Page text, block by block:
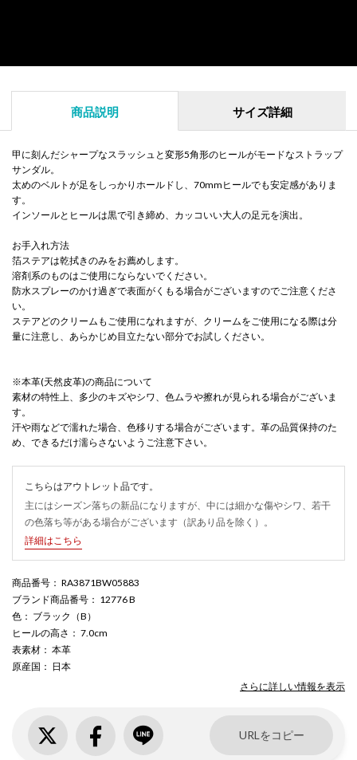
商品説明 サイズ詳細
甲に刻んだシャープなスラッシュと変形5角形のヒールがモードなストラップ
サンダル。
太めのベルトが足をしっかりホールドし、70mmヒールでも安定感がありま
す。
インソールとヒールは黒で引き締め、カッコいい大人の足元を演出。
お手入れ方法
箔ステアは乾拭きのみをお薦めします。
溶剤系のものはご使用にならないでください。
防水スプレーのかけ過ぎで表面がくもる場合がございますのでご注意くださ
い。
ステアどのクリームもご使用になれますが、クリームをご使用になる際は分
量に注意し、あらかじめ目立たない部分でお試しください。
※本革(天然皮革)の商品について
素材の特性上、多少のキズやシワ、色ムラや擦れが見られる場合がございま
す。
汗や雨などで濡れた場合、色移りする場合がございます。革の品質保持のた
め、できるだけ濡らさないようご注意下さい。
こちらはアウトレット品です。
主にはシーズン落ちの新品になりますが、中には細かな傷やシワ、若干
の色落ち等がある場合がございます（訳あり品を除く）。
詳細はこちら
商品番号 ： RA3871BW05883
ブランド商品番号 ： 12776 B
色 ： ブラック（B）
ヒールの高さ ： 7.0cm
表素材 ： 本革
原産国 ： 日本
さらに詳しい情報を表示
URLをコピー